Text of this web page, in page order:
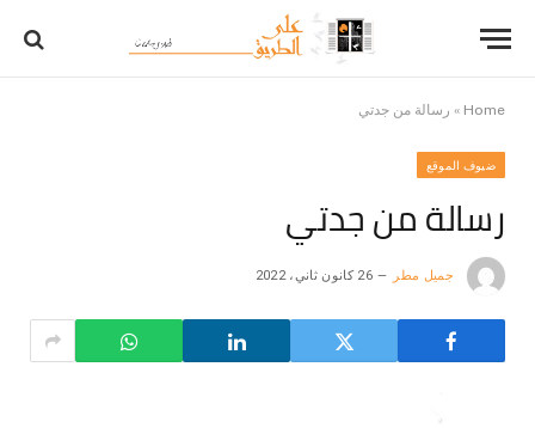
Home
» رسالة من جدتي
ضيوف الموقع
رسالة من جدتي
جميل مطر 26 كانون ثاني، 2022